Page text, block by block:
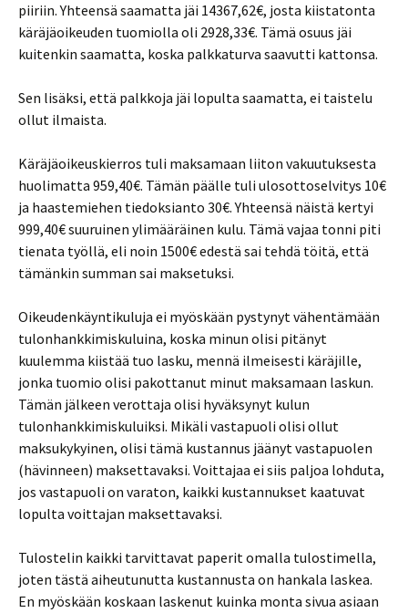
piiriin. Yhteensä saamatta jäi 14367,62€, josta kiistatonta
käräjäoikeuden tuomiolla oli 2928,33€. Tämä osuus jäi
kuitenkin saamatta, koska palkkaturva saavutti kattonsa.
Sen lisäksi, että palkkoja jäi lopulta saamatta, ei taistelu
ollut ilmaista.
Käräjäoikeuskierros tuli maksamaan liiton vakuutuksesta
huolimatta 959,40€. Tämän päälle tuli ulosottoselvitys 10€
ja haastemiehen tiedoksianto 30€. Yhteensä näistä kertyi
999,40€ suuruinen ylimääräinen kulu. Tämä vajaa tonni piti
tienata työllä, eli noin 1500€ edestä sai tehdä töitä, että
tämänkin summan sai maksetuksi.
Oikeudenkäyntikuluja ei myöskään pystynyt vähentämään
tulonhankkimiskuluina, koska minun olisi pitänyt
kuulemma kiistää tuo lasku, mennä ilmeisesti käräjille,
jonka tuomio olisi pakottanut minut maksamaan laskun.
Tämän jälkeen verottaja olisi hyväksynyt kulun
tulonhankkimiskuluiksi. Mikäli vastapuoli olisi ollut
maksukykyinen, olisi tämä kustannus jäänyt vastapuolen
(hävinneen) maksettavaksi. Voittajaa ei siis paljoa lohduta,
jos vastapuoli on varaton, kaikki kustannukset kaatuvat
lopulta voittajan maksettavaksi.
Tulostelin kaikki tarvittavat paperit omalla tulostimella,
joten tästä aiheutunutta kustannusta on hankala laskea.
En myöskään koskaan laskenut kuinka monta sivua asiaan